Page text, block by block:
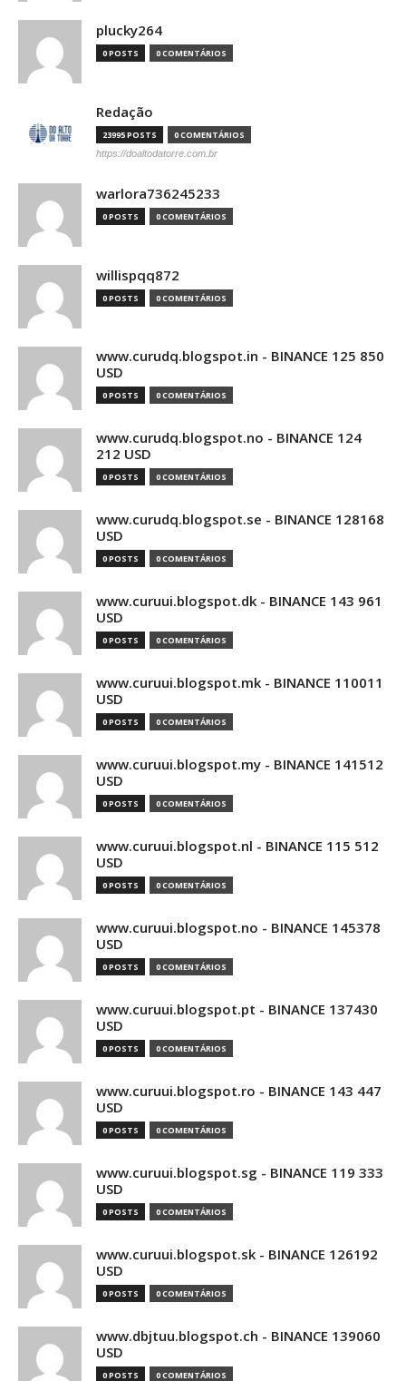
plucky264
0 POSTS 0 COMENTÁRIOS
Redação
23995 POSTS 0 COMENTÁRIOS
https://doaltodatorre.com.br
warlora736245233
0 POSTS 0 COMENTÁRIOS
willispqq872
0 POSTS 0 COMENTÁRIOS
www.curudq.blogspot.in - BINANCE 125 850
USD
0 POSTS 0 COMENTÁRIOS
www.curudq.blogspot.no - BINANCE 124
212 USD
0 POSTS 0 COMENTÁRIOS
www.curudq.blogspot.se - BINANCE 128168
USD
0 POSTS 0 COMENTÁRIOS
www.curuui.blogspot.dk - BINANCE 143 961
USD
0 POSTS 0 COMENTÁRIOS
www.curuui.blogspot.mk - BINANCE 110011
USD
0 POSTS 0 COMENTÁRIOS
www.curuui.blogspot.my - BINANCE 141512
USD
0 POSTS 0 COMENTÁRIOS
www.curuui.blogspot.nl - BINANCE 115 512
USD
0 POSTS 0 COMENTÁRIOS
www.curuui.blogspot.no - BINANCE 145378
USD
0 POSTS 0 COMENTÁRIOS
www.curuui.blogspot.pt - BINANCE 137430
USD
0 POSTS 0 COMENTÁRIOS
www.curuui.blogspot.ro - BINANCE 143 447
USD
0 POSTS 0 COMENTÁRIOS
www.curuui.blogspot.sg - BINANCE 119 333
USD
0 POSTS 0 COMENTÁRIOS
www.curuui.blogspot.sk - BINANCE 126192
USD
0 POSTS 0 COMENTÁRIOS
www.dbjtuu.blogspot.ch - BINANCE 139060
USD
0 POSTS 0 COMENTÁRIOS